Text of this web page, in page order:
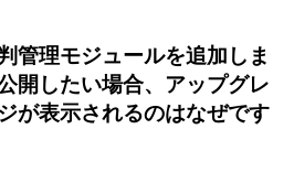
管理モジュールを追加しま
開したい場合、アップグレ
が表示されるのはなぜです